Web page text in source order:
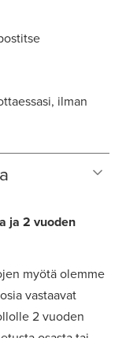
ilman
ja 2 vuoden
myötä olemme
vastaavat
2 vuoden